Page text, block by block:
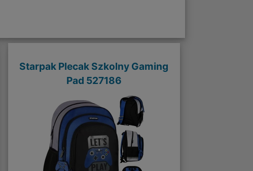
Starpak Plecak Szkolny Gaming
Pad 527186